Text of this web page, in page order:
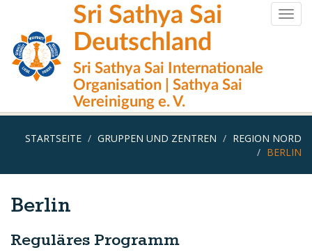
Inhalt
Sri Sathya Sai
Deutschland
Sri Sathya Sai Internationale
Organisation | Sathya Sai
Vereinigung e. V.
STARTSEITE GRUPPEN UND ZENTREN
REGION NORD
BERLIN
Berlin
Reguläres Programm